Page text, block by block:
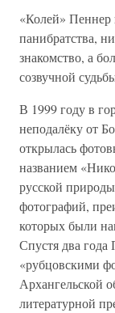
«Колей» Пеннер
панибратства,
знакомство, а
созвучной
В 1999 году в
неподалёку от
открылась
названием
русской
фотографий,
которых были
Спустя два
«рубцовскими
Архангельской
литературной